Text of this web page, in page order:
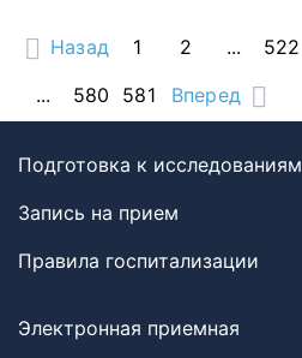
Назад 1 2 ... 522
...
580 581 Вперед
Подготовка к исследованиям
Запись на прием
Правила госпитализации
Электронная приемная